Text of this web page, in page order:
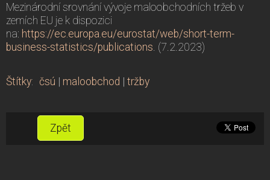
Mezinárodní srovnání vývoje maloobchodních tržeb v
zemích EU je k dispozici
na: https://ec.europa.eu/eurostat/web/short-term-
business-statistics/publications . (7.2.2023)
Štítky: čsú | maloobchod | tržby
Zpět